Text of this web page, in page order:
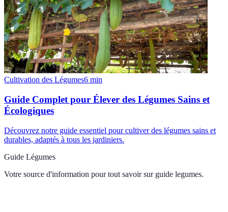
Cultivation des Légumes6 min
Guide Complet pour Élever des Légumes Sains et
Écologiques
Découvrez notre guide essentiel pour cultiver des légumes sains et
durables, adaptés à tous les jardiniers.
Guide Légumes
Votre source d'information pour tout savoir sur guide legumes.